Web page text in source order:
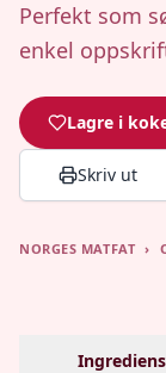
Perfekt som
enkel
Lagre i
Skriv ut
NORGES MATFAT ›